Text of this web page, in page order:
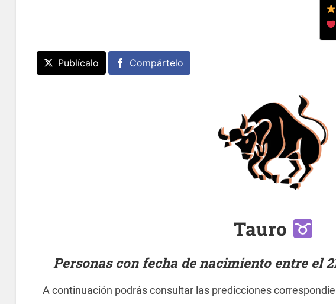
Publícalo Compártelo
Tauro
Personas con fecha de nacimiento entre el
A continuación podrás consultar las predicciones